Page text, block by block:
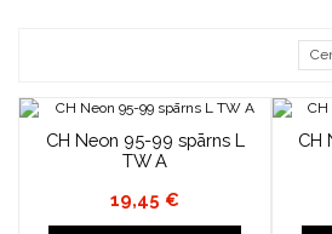
CH Neon 95-99 spārns L
TW A
19,45 €
CH